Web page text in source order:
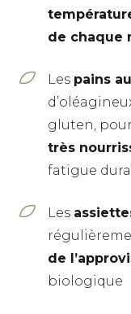
de chaque
Les pains
gluten, pour
très
fatigue
Les
de
biologique